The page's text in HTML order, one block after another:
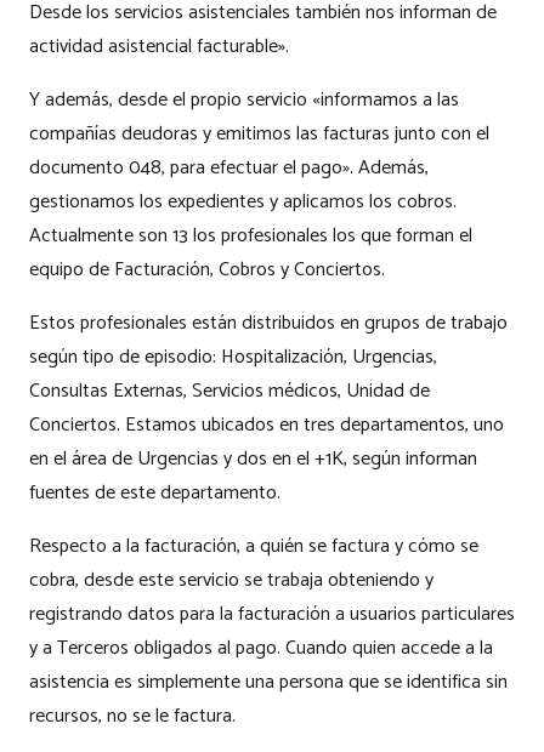
Desde los servicios asistenciales también nos informan de
actividad asistencial facturable».
Y además, desde el propio servicio «informamos a las
compañías deudoras y emitimos las facturas junto con el
documento 048, para efectuar el pago». Además,
gestionamos los expedientes y aplicamos los cobros.
Actualmente son 13 los profesionales los que forman el
equipo de Facturación, Cobros y Conciertos.
Estos profesionales están distribuidos en grupos de trabajo
según tipo de episodio: Hospitalización, Urgencias,
Consultas Externas, Servicios médicos, Unidad de
Conciertos. Estamos ubicados en tres departamentos, uno
en el área de Urgencias y dos en el +1K, según informan
fuentes de este departamento.
Respecto a la facturación, a quién se factura y cómo se
cobra, desde este servicio se trabaja obteniendo y
registrando datos para la facturación a usuarios particulares
y a Terceros obligados al pago. Cuando quien accede a la
asistencia es simplemente una persona que se identifica sin
recursos, no se le factura.